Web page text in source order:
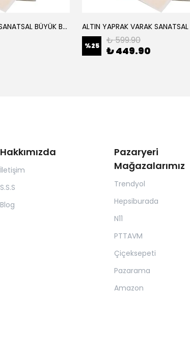
ALTIN YAPRAK VARAK SANATSAL BÜYÜK BOY FOLYO EPOKSİ REÇİNE NAİL ART 8 ADET ALTIN RENK 14X14 CM
%25 ₺ 599.90
₺ 449.90
Hakkımızda
İletişim
S.S.S
Blog
Pazaryeri
Mağazalarımız
Trendyol
Hepsiburada
N11
PTTAVM
Çiçeksepeti
Pazarama
Amazon